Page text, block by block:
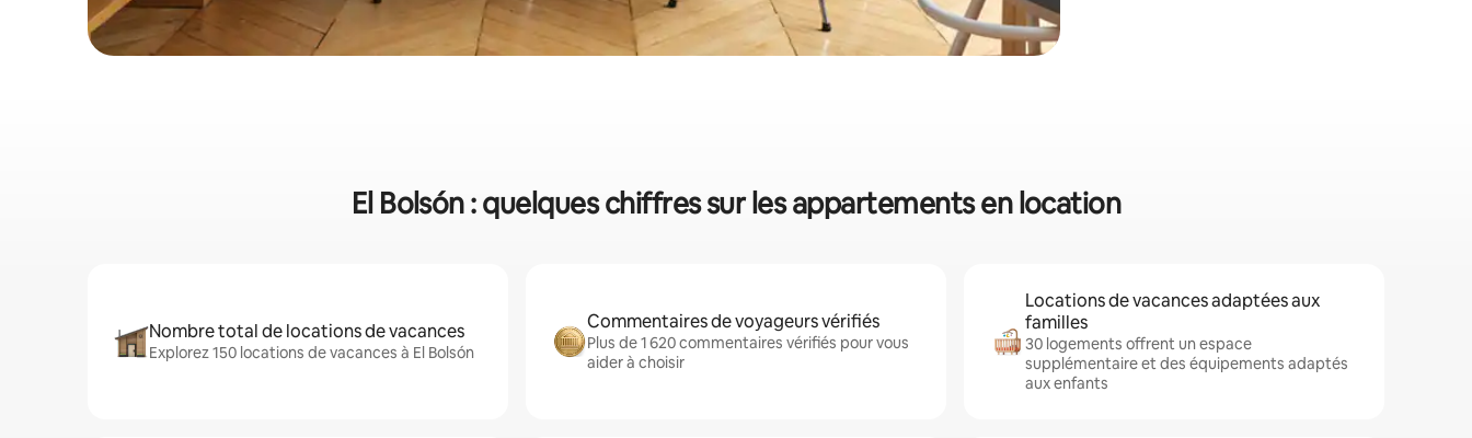
El Bolsón : quelques chiffres sur les appartements en location
Nombre total de locations de vacances
Explorez 150 locations de vacances à El Bolsón
Commentaires de voyageurs vérifiés
Plus de 1 620 commentaires vérifiés pour vous
aider à choisir
Locations de vacances adaptées aux
familles
30 logements offrent un espace
supplémentaire et des équipements adaptés
aux enfants